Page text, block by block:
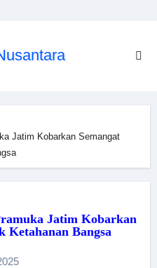
Jatim Kobarkan Semangat
Jatim Kobarkan
Ketahanan Bangsa